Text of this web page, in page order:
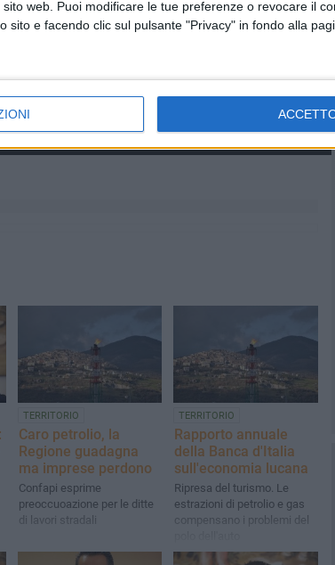
web. Puoi modificare le tue preferenze o revocare il
sito e facendo clic sul pulsante "Privacy" in fondo alla
TERRITORIO
Caro petrolio, la
Regione guadagna
ma imprese perdono
Confapi esprime
preoccuoazione per le ditte
di lavori stradali
TERRITORIO
Rapporto annuale
della Banca d'Italia
sull'economia lucana
Ripresa del turismo. Le
estrazioni di petrolio e gas
compensano i problemi del